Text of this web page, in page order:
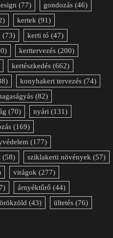
(77) gondozás (46)
kertek (91)
(73) kerti tó (47)
kerttervezés (200)
kertészkedés (662)
konyhakert tervezés (74)
(82)
(70) nyári (131)
(169)
(177)
(58) sziklakerti növények (57)
virágok (277)
árnyéktűrő (44)
örökzöld (43) ültetés (76)